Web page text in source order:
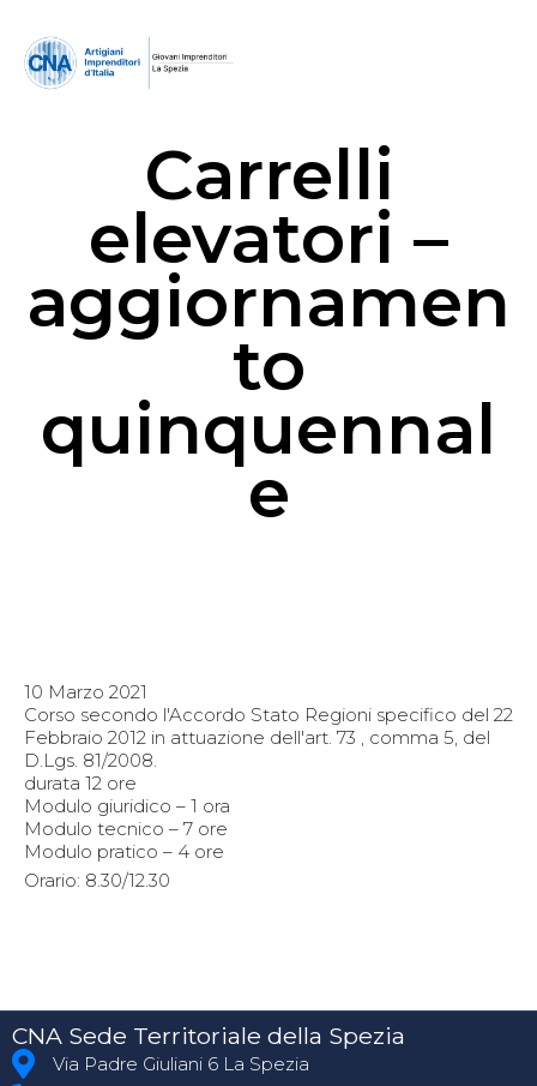
Carrelli
elevatori –
aggiornamen
to
quinquennal
e
10 Marzo 2021
Corso secondo l'Accordo Stato Regioni specifico del 22
Febbraio 2012 in attuazione dell'art. 73 , comma 5, del
D.Lgs. 81/2008.
durata 12 ore
Modulo giuridico – 1 ora
Modulo tecnico – 7 ore
Modulo pratico – 4 ore
Orario: 8.30/12.30
CNA Sede Territoriale della Spezia
Via Padre Giuliani 6 La Spezia